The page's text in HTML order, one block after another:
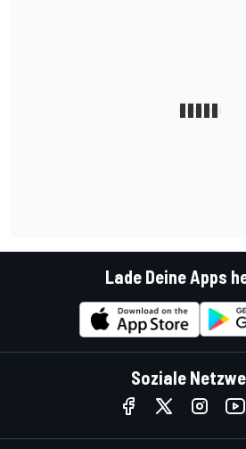
Lade Deine Apps
Soziale